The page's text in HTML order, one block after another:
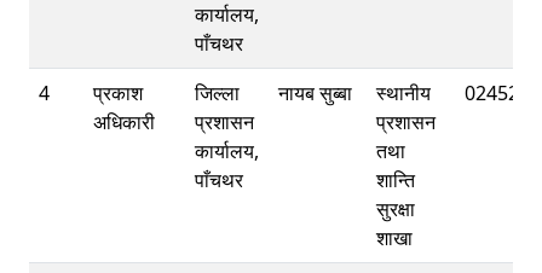
कार्यालय,
पाँचथर
4
प्रकाश
अधिकारी
जिल्ला
प्रशासन
कार्यालय,
पाँचथर
नायब सुब्बा
स्थानीय
प्रशासन
तथा
शान्ति
सुरक्षा
शाखा